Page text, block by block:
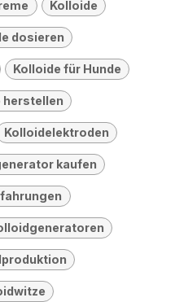
Kolloide
dosieren
Kolloide für Hunde
herstellen
Kolloidelektroden
kaufen